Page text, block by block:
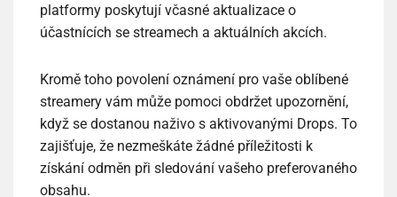
platformy poskytují včasné aktualizace o
účastnících se streamech a aktuálních akcích.
Kromě toho povolení oznámení pro vaše oblíbené
streamery vám může pomoci obdržet upozornění,
když se dostanou naživo s aktivovanými Drops. To
zajišťuje, že nezmeškáte žádné příležitosti k
získání odměn při sledování vašeho preferovaného
obsahu.